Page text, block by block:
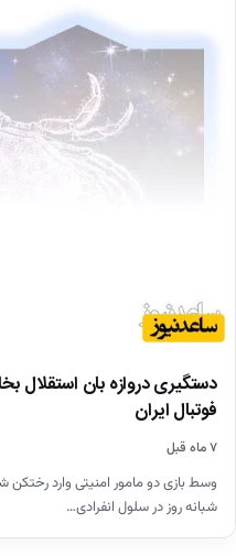
دستگیری دروازه بان استقلال
فوتبال ایران
۷ ماه قبل
وسط بازی دو مامور امنیتی وارد رختکن
شبانه روز در سلول انفرادی…